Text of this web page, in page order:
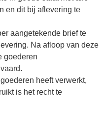
en dit bij aflevering te
aangetekende brief te
Na afloop van deze
goederen
heeft verwerkt,
is het recht te